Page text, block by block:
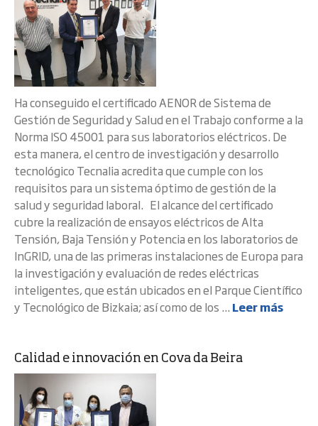
Ha conseguido el certificado AENOR de Sistema de
Gestión de Seguridad y Salud en el Trabajo conforme a la
Norma ISO 45001 para sus laboratorios eléctricos. De
esta manera, el centro de investigación y desarrollo
tecnológico Tecnalia acredita que cumple con los
requisitos para un sistema óptimo de gestión de la
salud y seguridad laboral. El alcance del certificado
cubre la realización de ensayos eléctricos de Alta
Tensión, Baja Tensión y Potencia en los laboratorios de
InGRID, una de las primeras instalaciones de Europa para
la investigación y evaluación de redes eléctricas
inteligentes, que están ubicados en el Parque Científico
y Tecnológico de Bizkaia; así como de los ... Leer más
Calidad e innovación en Cova da Beira